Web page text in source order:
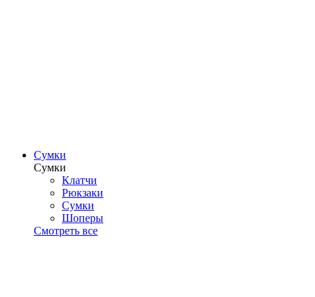
Сумки
Сумки
Клатчи
Рюкзаки
Сумки
Шоперы
Смотреть все